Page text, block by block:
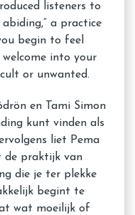
listeners to
a practice
begin to feel
into your
or unwanted.
en Tami Simon
kunt vinden als
liet Pema
de praktijk van
die je ter plekke
begint te
wat moeilijk of